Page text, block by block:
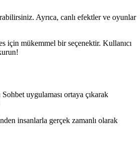
Ayrıca, canlı efektler ve oyunlar
için mükemmel bir seçenektir. Kullanıcı
uygulaması ortaya çıkarak
insanlarla gerçek zamanlı olarak